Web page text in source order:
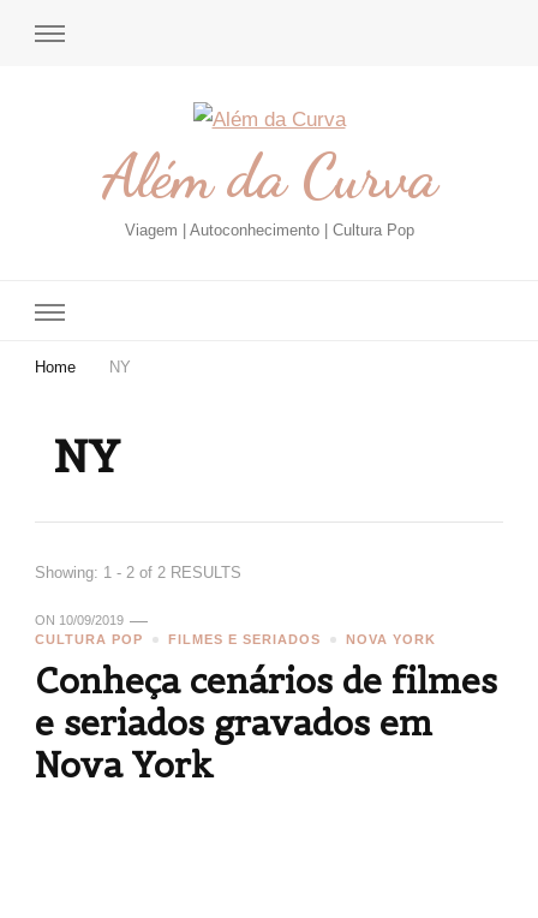
Além da Curva
Viagem | Autoconhecimento | Cultura Pop
Home NY
NY
Showing: 1 - 2 of 2 RESULTS
ON 10/09/2019
CULTURA POP
FILMES E SERIADOS NOVA YORK
Conheça cenários de filmes
e seriados gravados em
Nova York